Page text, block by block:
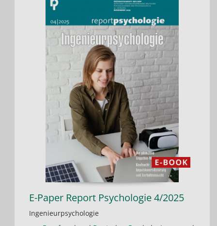
E-Paper Report Psychologie 4/2025
Ingenieurpsychologie